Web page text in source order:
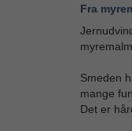
Fra
Smeden
mange
Det er